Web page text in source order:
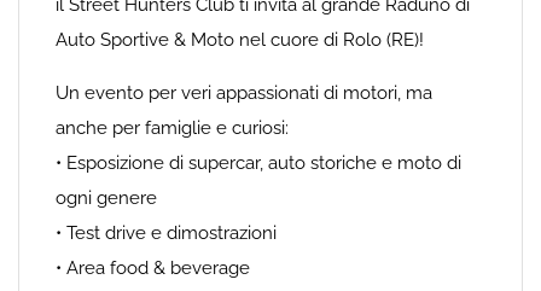
il Street Hunters Club ti invita al grande Raduno di
Auto Sportive & Moto nel cuore di Rolo (RE)!
Un evento per veri appassionati di motori, ma
anche per famiglie e curiosi:
• Esposizione di supercar, auto storiche e moto di
ogni genere
• Test drive e dimostrazioni
• Area food & beverage